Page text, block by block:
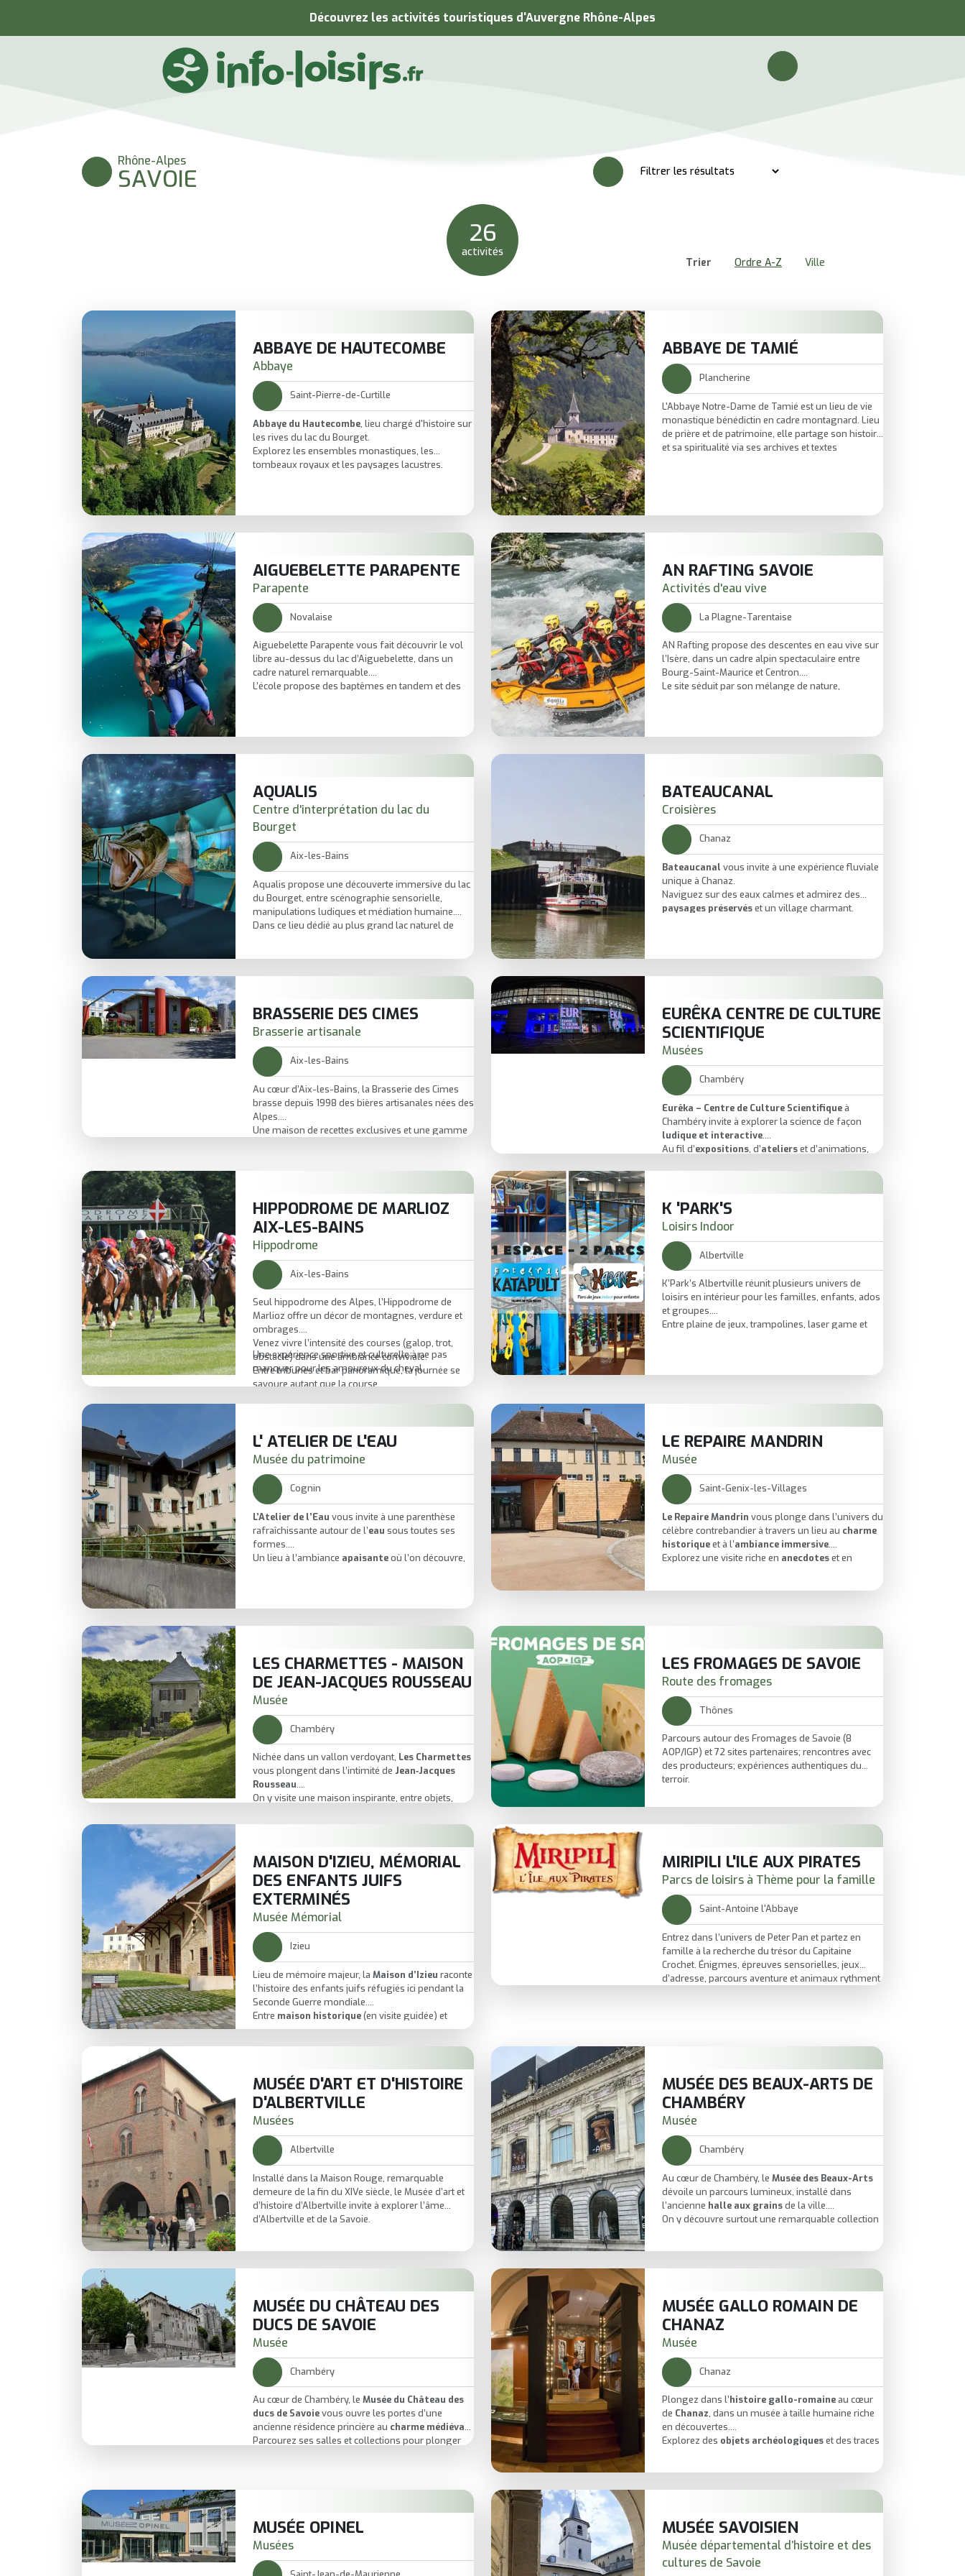
Découvrez les activités touristiques d'Auvergne Rhône-Alpes
Rhône-Alpes
SAVOIE
26
activités
Trier
Ordre A-Z Ville
ABBAYE DE HAUTECOMBE
Abbaye
Saint-Pierre-de-Curtille
Abbaye du Hautecombe, lieu chargé d'histoire sur
les rives du lac du Bourget.
Explorez les ensembles monastiques, les
tombeaux royaux et les paysages lacustres.
dans le temps.
ABBAYE DE TAMIÉ
Plancherine
L'Abbaye Notre-Dame de Tamié est un lieu de vie
monastique bénédictin en cadre montagnard. Lieu
de prière et de patrimoine, elle partage son histoire
et sa spiritualité via ses archives et textes
les actualités.
AIGUEBELETTE PARAPENTE
Parapente
Novalaise
Aiguebelette Parapente vous fait découvrir le vol
libre au-dessus du lac d’Aiguebelette, dans un
cadre naturel remarquable.
L’école propose des baptêmes en tandem et des
mêle sensation, panorama et accompagnement
sérieux.
AN RAFTING SAVOIE
Activités d'eau vive
La Plagne-Tarentaise
AN Rafting propose des descentes en eau vive sur
l’Isère, dans un cadre alpin spectaculaire entre
Bourg-Saint-Maurice et Centron.
Le site séduit par son mélange de nature,
C’est une base reconnue pour le rafting en Savoie,
au pied des grandes stations de Tarentaise.
AQUALIS
Centre d'interprétation du lac du
Bourget
Aix-les-Bains
Aqualis propose une découverte immersive du lac
du Bourget, entre scénographie sensorielle,
manipulations ludiques et médiation humaine.
Dans ce lieu dédié au plus grand lac naturel de
pour donner envie d’explorer le territoire
Une visite idéale pour les curieux, les familles et
tous ceux qui veulent voir le lac sous un angle
nouveau.
BATEAUCANAL
Croisières
Chanaz
Bateaucanal vous invite à une expérience fluviale
unique à Chanaz.
Naviguez sur des eaux calmes et admirez des
paysages préservéset un village charmant.
moments authentiques — réservez dès
maintenant.
BRASSERIE DES CIMES
Brasserie artisanale
Aix-les-Bains
Au cœur d’Aix-les-Bains, la Brasserie des Cimes
brasse depuis 1998 des bières artisanales nées des
Alpes.
Une maison de recettes exclusives et une gamme
EURÊKA CENTRE DE CULTURE
SCIENTIFIQUE
Musées
Chambéry
Eurêka – Centre de Culture Scientifiqueà
Chambéry invite à explorer la science de façon
ludique et interactive.
Au fil d’expositions, d’atelierset d’animations,
comprendre le monde autrement et partager un
momentintelligent et fun
Parfait pour une sortie en famille ou entre amis,
entredécouvertesetsurprisesà chaque étape.
HIPPODROME DE MARLIOZ
AIX-LES-BAINS
Hippodrome
Aix-les-Bains
Seul hippodrome des Alpes, l’Hippodrome de
Marlioz offre un décor de montagnes, verdure et
ombrages.
Venez vivre l’intensité des courses (galop, trot,
obstacle) dans une ambiance conviviale.
Entre tribunes et bar panoramique, la journée se
savoure autant que la course.
Une expérience sportive et culturelle à ne pas
manquer pour les amoureux du cheval.
K 'PARK'S
Loisirs Indoor
Albertville
K’Park’s Albertville réunit plusieurs univers de
loisirs en intérieur pour les familles, enfants, ados
et groupes.
Entre plaine de jeux, trampolines, laser game et
moment en famille ou organiser une sortie entre
L' ATELIER DE L'EAU
Musée du patrimoine
Cognin
L’Atelier de l’Eau vous invite à une parenthèse
rafraîchissante autour de l’eau sous toutes ses
formes.
Un lieu à l’ambiance apaisanteoù l’on découvre,
ou entre amis) qui mélangedécouverteet
détente.
LE REPAIRE MANDRIN
Musée
Saint-Genix-les-Villages
Le Repaire Mandrin vous plonge dans l’univers du
célèbre contrebandier à travers un lieu au charme
historiqueet à l’ambiance immersive.
Explorez une visite riche en anecdoteset en
LES CHARMETTES - MAISON
DE JEAN-JACQUES ROUSSEAU
Musée
Chambéry
Nichée dans un vallon verdoyant, Les Charmettes
vous plongent dans l’intimité de Jean‑Jacques
Rousseau.
On y visite une maison inspirante, entre objets,
Un lieu emblématique à Chambéry, idéal pour
mêlerlittérature, nature et histoire.
LES FROMAGES DE SAVOIE
Route des fromages
Thônes
Parcours autour des Fromages de Savoie (8
AOP/IGP) et 72 sites partenaires; rencontres avec
des producteurs; expériences authentiques du
terroir.
MAISON D'IZIEU, MÉMORIAL
DES ENFANTS JUIFS
EXTERMINÉS
Musée Mémorial
Izieu
Lieu de mémoire majeur, la Maison d’Izieu raconte
l’histoire des enfants juifs réfugiés ici pendant la
Seconde Guerre mondiale.
Entre maison historique(en visite guidée) et
musée-mémorial, la visite mêle émotion,
contraste avec la portée de ce qui s’y est joué.
Une étape essentielle pour comprendre,
transmettre et ne pas oublier.
MIRIPILI L'ILE AUX PIRATES
Parcs de loisirs à Thème pour la famille
Saint-Antoine l'Abbaye
Entrez dans l’univers de Peter Pan et partez en
famille à la recherche du trésor du Capitaine
Crochet. Énigmes, épreuves sensorielles, jeux
d’adresse, parcours aventure et animaux rythment
MUSÉE D'ART ET D'HISTOIRE
D'ALBERTVILLE
Musées
Albertville
Installé dans la Maison Rouge, remarquable
demeure de la fin du XIVe siècle, le Musée d’art et
d’histoire d’Albertville invite à explorer l’âme
d’Albertville et de la Savoie.
MUSÉE DES BEAUX-ARTS DE
CHAMBÉRY
Musée
Chambéry
Au cœur de Chambéry, le Musée des Beaux-Arts
dévoile un parcours lumineux, installé dans
l’ancienne halle aux grainsde la ville.
On y découvre surtout une remarquable collection
Un musée à la fois élégant, accessible et riche
en chefs-d’œuvre.
MUSÉE DU CHÂTEAU DES
DUCS DE SAVOIE
Musée
Chambéry
Au cœur de Chambéry, le Musée du Château des
ducs de Savoievous ouvre les portes d’une
ancienne résidence princière au charme médiéval.
Parcourez ses salles et collections pour plonger
Un lieu incontournable pour mêler
cultureetdécouverteen une seule visite.
MUSÉE GALLO ROMAIN DE
CHANAZ
Musée
Chanaz
Plongez dans l’histoire gallo-romaineau cœur
de Chanaz, dans un musée à taille humaine riche
en découvertes.
Explorez des objets archéologiqueset des traces
pour une parenthèseculture + charme
MUSÉE OPINEL
Musées
MUSÉE SAVOISIEN
Musée départemental d’histoire et des
cultures de Savoie